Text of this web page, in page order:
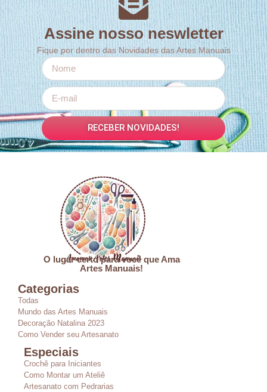
Assine nosso neswletter
Fique por dentro das Novidades das Artes Manuais
RECEBER NOVIDADES!
O lugar certo para você que Ama
Artes Manuais!
Categorias
Todas
Mundo das Artes Manuais
Decoração Natalina 2023
Como Vender seu Artesanato
Especiais
Crochê para Iniciantes
Como Montar um Ateliê
Artesanato com Pedrarias